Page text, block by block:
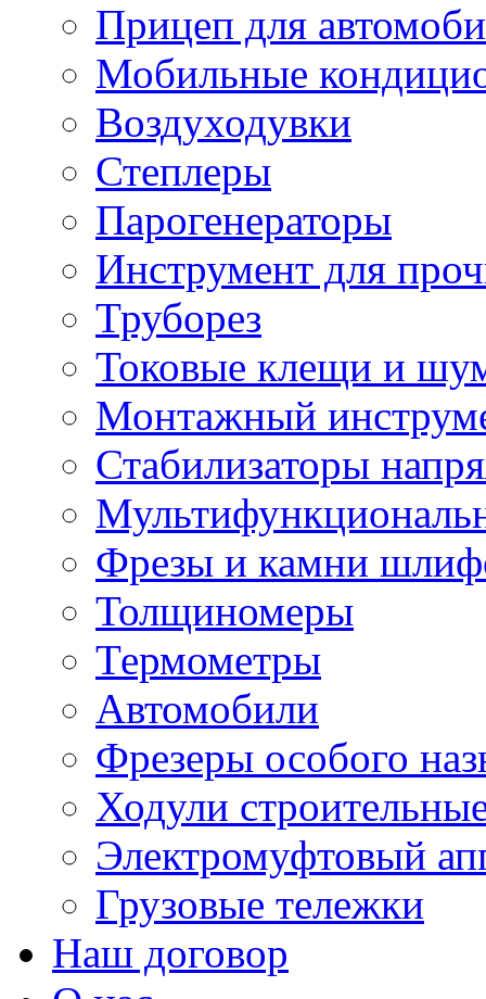
Прицеп для
Мобильные
Воздуходувки
Степлеры
Парогенераторы
Инструмент для
Труборез
Токовые клещи и
Монтажный
Стабилизаторы
Фрезы и камни
Толщиномеры
Термометры
Автомобили
Фрезеры особого
Ходули
Электромуфтовый
Грузовые тележки
Наш договор